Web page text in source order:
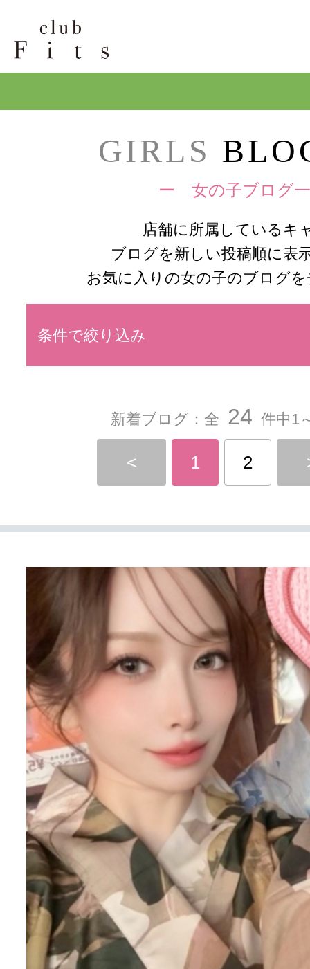
GIRLS
ー 女の子ブログ
店舗に所属しているキ
ブログを新しい投稿順に表
お気に入りの女の子のブログ
条件で絞り込み
新着ブログ：全 24 件中1
< 1 2